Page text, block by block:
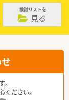
検討リストを
見る
。
ください。